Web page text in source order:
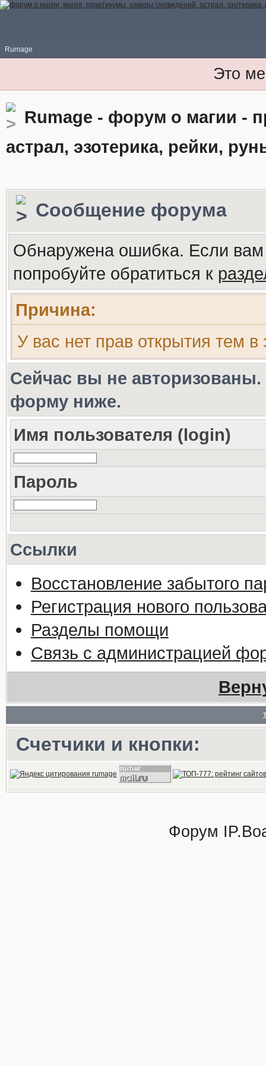
Rumage
Это
Rumage - форум о магии -
астрал, эзотерика, рейки,
Сообщение форума
Обнаружена ошибка. Если
попробуйте обратиться к
Причина:
У вас нет прав открытия тем
Сейчас вы не авторизованы.
форму ниже.
Имя пользователя (login)
Пароль
Ссылки
Восстановление забытого
Регистрация нового
Разделы помощи
Связь с администрацией
Счетчики и кнопки:
Форум